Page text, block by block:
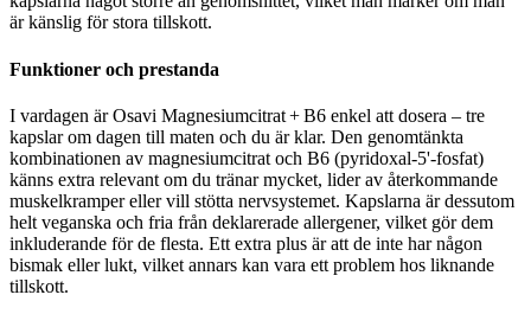
är känslig för stora tillskott.
Funktioner och prestanda
I vardagen är Osavi Magnesiumcitrat + B6 enkel att dosera – tre
kapslar om dagen till maten och du är klar. Den genomtänkta
kombinationen av magnesiumcitrat och B6 (pyridoxal-5'-fosfat)
känns extra relevant om du tränar mycket, lider av återkommande
muskelkramper eller vill stötta nervsystemet. Kapslarna är dessutom
helt veganska och fria från deklarerade allergener, vilket gör dem
inkluderande för de flesta. Ett extra plus är att de inte har någon
bismak eller lukt, vilket annars kan vara ett problem hos liknande
tillskott.